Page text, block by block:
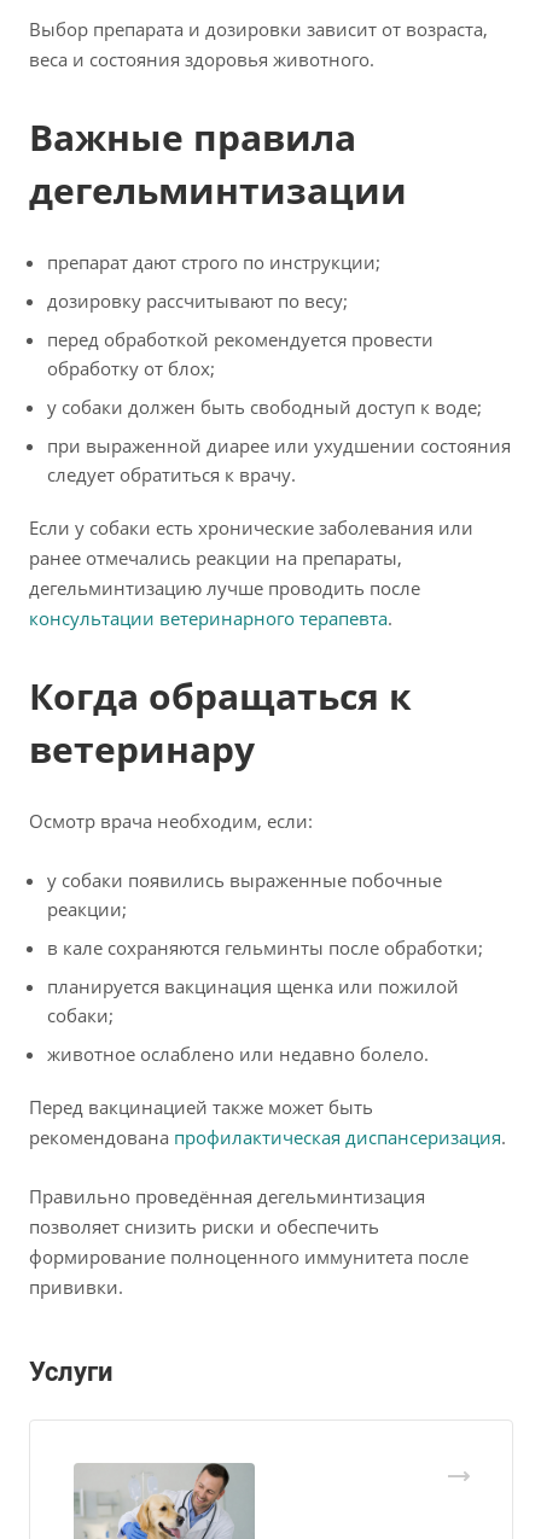
Выбор препарата и дозировки зависит от возраста,
веса и состояния здоровья животного.
Важные правила
дегельминтизации
препарат дают строго по инструкции;
дозировку рассчитывают по весу;
перед обработкой рекомендуется провести
обработку от блох;
у собаки должен быть свободный доступ к воде;
при выраженной диарее или ухудшении состояния
следует обратиться к врачу.
Если у собаки есть хронические заболевания или
ранее отмечались реакции на препараты,
дегельминтизацию лучше проводить после
консультации ветеринарного терапевта.
Когда обращаться к
ветеринару
Осмотр врача необходим, если:
у собаки появились выраженные побочные
реакции;
в кале сохраняются гельминты после обработки;
планируется вакцинация щенка или пожилой
собаки;
животное ослаблено или недавно болело.
Перед вакцинацией также может быть
рекомендована профилактическая диспансеризация.
Правильно проведённая дегельминтизация
позволяет снизить риски и обеспечить
формирование полноценного иммунитета после
прививки.
Услуги